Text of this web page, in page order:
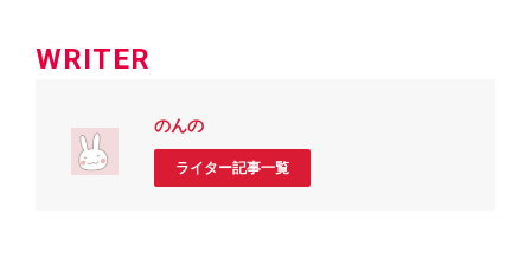
WRITER
のんの
ライター記事一覧